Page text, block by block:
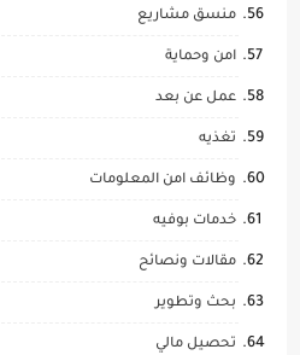
منسق مشاريع
امن وحماية
عمل عن بعد
تغذيه
وظائف امن المعلومات
خدمات بوفيه
مقالات ونصائح
بحث وتطوير
تحصيل مالي